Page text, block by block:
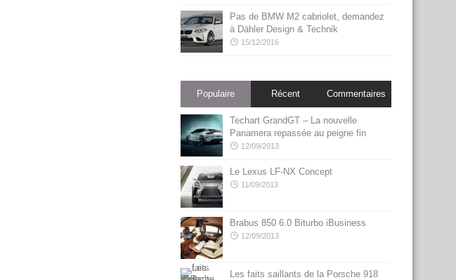
Pas de BMW M2 cabriolet, demandez
à Dähler Design & Technik
15/12/2016
Populaire Récent Commentaires
Techart GrandGT – La nouvelle
Panamera repassée au peigne fin
12/09/2013
Le Lexus LF-NX Concept
11/09/2013
Brabus 850 6.0 Biturbo iBusiness
12/09/2013
Les faits saillants de la Porsche 918